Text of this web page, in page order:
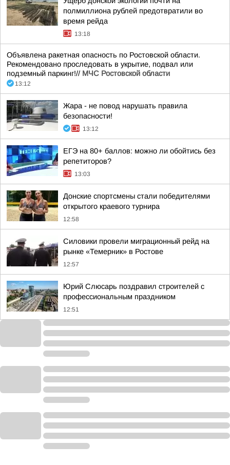
полмиллиона рублей предотвратили во
время рейда
13:18
Объявлена ракетная опасность по Ростовской области.
Рекомендовано проследовать в укрытие, подвал или
подземный паркинг!// МЧС Ростовской области
13:12
Жара - не повод нарушать правила
безопасности!
13:12
ЕГЭ на 80+ баллов: можно ли обойтись без
репетиторов?
13:03
Донские спортсмены стали победителями
открытого краевого турнира
12:58
Силовики провели миграционный рейд на
рынке «Темерник» в Ростове
12:57
Юрий Слюсарь поздравил строителей с
профессиональным праздником
12:51